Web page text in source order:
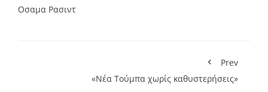
Οσαμα Ρασιντ
Prev
«Νέα Τούμπα χωρίς καθυστερήσεις»